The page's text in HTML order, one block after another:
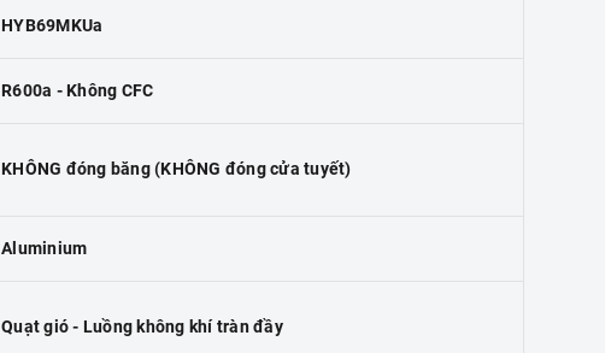
HYB69MKUa
R600a - Không CFC
KHÔNG đóng băng (KHÔNG đóng cửa tuyết)
Aluminium
Quạt gió - Luồng không khí tràn đầy